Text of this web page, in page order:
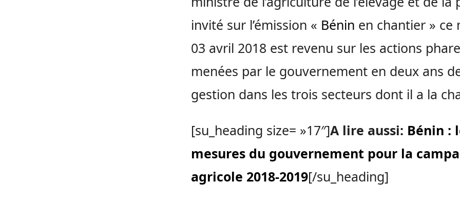
invité sur l’émission « Bénin en chantier » ce
03 avril 2018 est revenu sur les actions
menées par le gouvernement en deux ans
gestion dans les trois secteurs dont il a la
[su_heading size= »17″]A lire aussi: Bénin :
mesures du gouvernement pour la
agricole 2018-2019[/su_heading]